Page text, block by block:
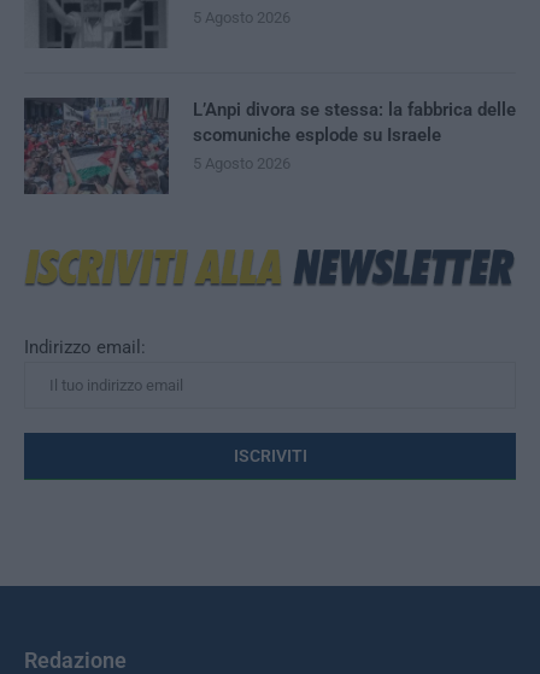
Indirizzo email:
5 Agosto 2026
L’Anpi divora se stessa: la fabbrica delle
scomuniche esplode su Israele
5 Agosto 2026
Redazione